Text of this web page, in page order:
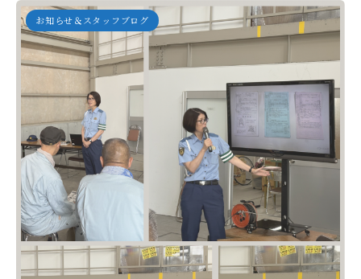
お知らせ＆スタッフブログ